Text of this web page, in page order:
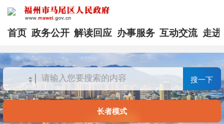
首页 政务公开 解读回应 办事服务 互动交流 走进
搜一下
长者模式